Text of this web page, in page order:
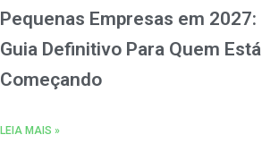
Pequenas Empresas em 2027:
Guia Definitivo Para Quem Está
Começando
LEIA MAIS »